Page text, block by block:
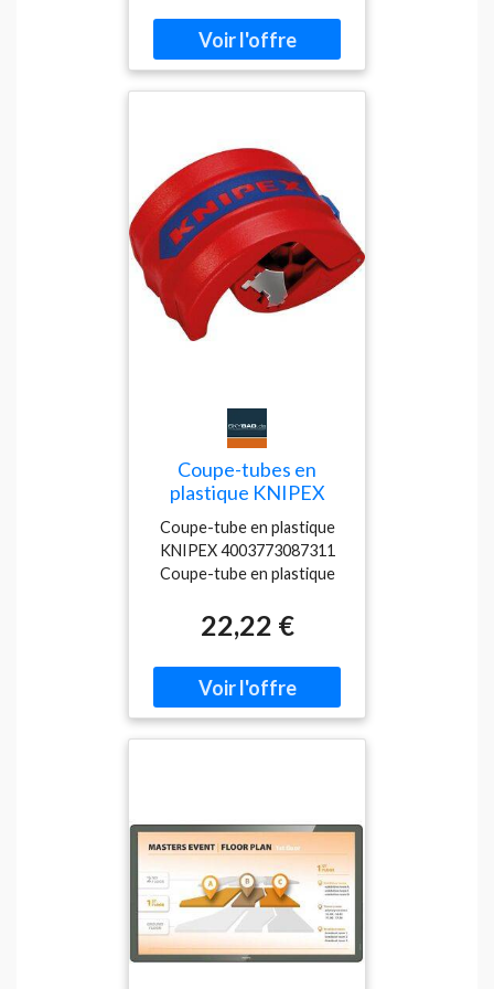
visibilité optimale même en
plein jour Système Android
14 intégré Connectique
USB-C avec pass-through
collaboration intégrés :
iiShare, EShare, Whiteboard
Fonctionnement 24/7 :
usage intensif garanti
Montage VESA 300x300mm
Coupe-tubes en
plastique KNIPEX
4003773087311,
manchons anti-goutte
de 20 à 50 mm
Coupe-tube en plastique
KNIPEX 4003773087311
Coupe-tube en plastique
en plastique renforcé Bloc
à couteaux en zinc moulé
sous pression Lames en
acier à couteaux de
Solingen Mécanisme de
verrouillage pour un
plastique (lame au milieu) ou
de manchons d'égouttage
et d'étanchéité (lame à
l'extérieur) Coupe les
manchons d'égouttement
et d'étanchéité de 20 à 50
mm de Ø et les raccourcit
22,22 €